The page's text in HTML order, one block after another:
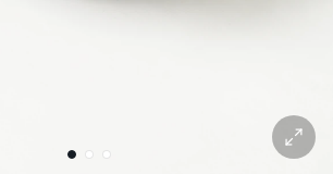
1 2 3
확대 보기